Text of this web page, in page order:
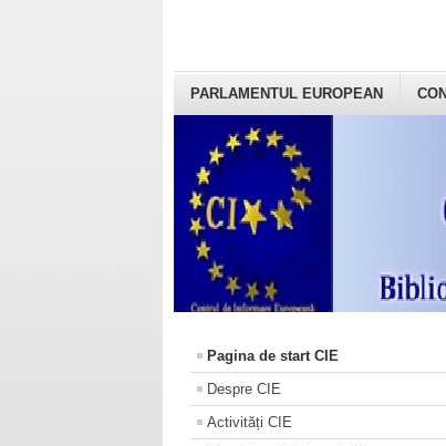
PARLAMENTUL EUROPEAN
Pagina de start CIE
Despre CIE
Activități CIE